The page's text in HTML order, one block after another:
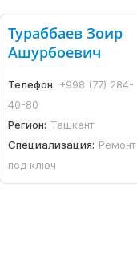
Тураббаев Зоир
Ашурбоевич
Телефон: +998 (77) 284-
40-80
Регион: Ташкент
Специализация: Ремонт
под ключ